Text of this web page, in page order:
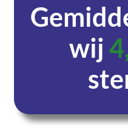
wij